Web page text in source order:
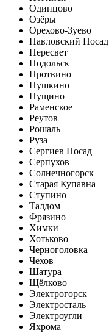
Одинцово
Озёры
Орехово-Зуево
Павловский Посад
Пересвет
Подольск
Протвино
Пушкино
Пущино
Раменское
Реутов
Рошаль
Руза
Сергиев Посад
Серпухов
Солнечногорск
Старая Купавна
Ступино
Талдом
Фрязино
Химки
Хотьково
Черноголовка
Чехов
Шатура
Щёлково
Электрогорск
Электросталь
Электроугли
Яхрома